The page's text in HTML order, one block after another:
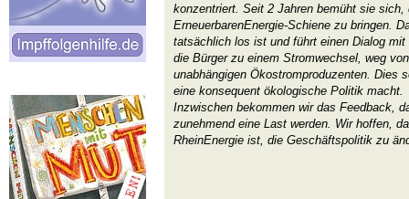
konzentriert. Seit 2 Jahren bemüht sie sich,
ErneuerbarenEnergie-Schiene zu bringen.
tatsächlich los ist und führt einen Dialog
die Bürger zu einem Stromwechsel, weg
unabhängigen Ökostromproduzenten. Dies
eine konsequent ökologische Politik macht.
Inzwischen bekommen wir das Feedback,
zunehmend eine Last werden. Wir hoffen,
RheinEnergie ist, die Geschäftspolitik zu